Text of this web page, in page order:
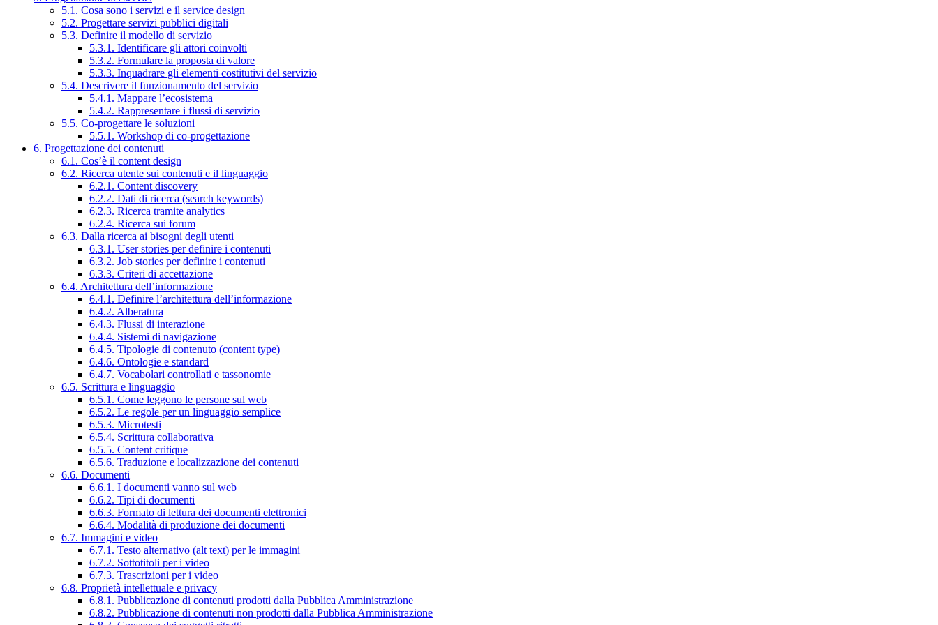
5.1. Cosa sono i servizi e il service design
5.2. Progettare servizi pubblici digitali
5.3. Definire il modello di servizio
5.3.1. Identificare gli attori coinvolti
5.3.2. Formulare la proposta di valore
5.3.3. Inquadrare gli elementi costitutivi del servizio
5.4. Descrivere il funzionamento del servizio
5.4.1. Mappare l’ecosistema
5.4.2. Rappresentare i flussi di servizio
5.5. Co-progettare le soluzioni
5.5.1. Workshop di co-progettazione
6. Progettazione dei contenuti
6.1. Cos’è il content design
6.2. Ricerca utente sui contenuti e il linguaggio
6.2.1. Content discovery
6.2.2. Dati di ricerca (search keywords)
6.2.3. Ricerca tramite analytics
6.2.4. Ricerca sui forum
6.3. Dalla ricerca ai bisogni degli utenti
6.3.1. User stories per definire i contenuti
6.3.2. Job stories per definire i contenuti
6.3.3. Criteri di accettazione
6.4. Architettura dell’informazione
6.4.1. Definire l’architettura dell’informazione
6.4.2. Alberatura
6.4.3. Flussi di interazione
6.4.4. Sistemi di navigazione
6.4.5. Tipologie di contenuto (content type)
6.4.6. Ontologie e standard
6.4.7. Vocabolari controllati e tassonomie
6.5. Scrittura e linguaggio
6.5.1. Come leggono le persone sul web
6.5.2. Le regole per un linguaggio semplice
6.5.3. Microtesti
6.5.4. Scrittura collaborativa
6.5.5. Content critique
6.5.6. Traduzione e localizzazione dei contenuti
6.6. Documenti
6.6.1. I documenti vanno sul web
6.6.2. Tipi di documenti
6.6.3. Formato di lettura dei documenti elettronici
6.6.4. Modalità di produzione dei documenti
6.7. Immagini e video
6.7.1. Testo alternativo (alt text) per le immagini
6.7.2. Sottotitoli per i video
6.7.3. Trascrizioni per i video
6.8. Proprietà intellettuale e privacy
6.8.1. Pubblicazione di contenuti prodotti dalla Pubblica Amministrazione
6.8.2. Pubblicazione di contenuti non prodotti dalla Pubblica Amministrazione